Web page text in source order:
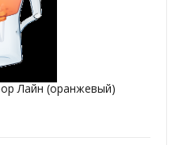
Лайн (оранжевый)